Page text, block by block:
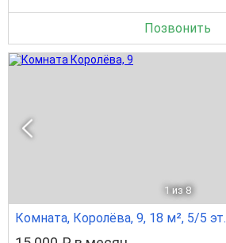
Позвонить
1 из 8
Комната, Королёва, 9, 18 м², 5/5 эт.